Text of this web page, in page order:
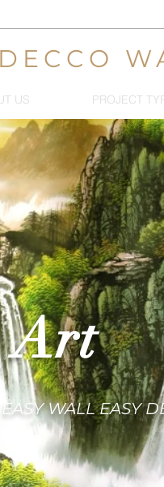
DECCO
US PROJECT
Art
EASY WALL EASY